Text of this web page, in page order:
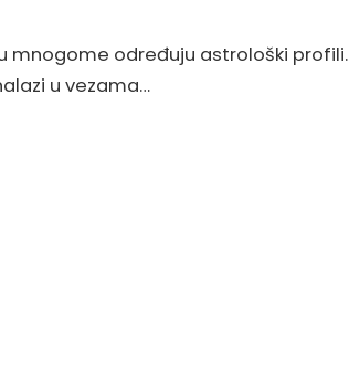
mnogome određuju astrološki profili.
u vezama…